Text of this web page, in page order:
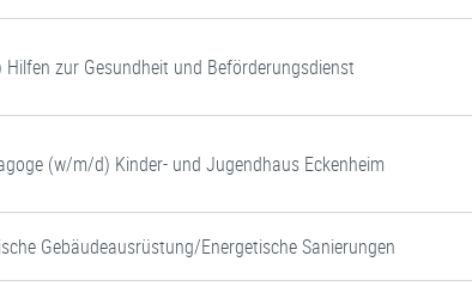
zur Gesundheit und Beförderungsdienst
(w/m/d) Kinder- und Jugendhaus Eckenheim
Gebäudeausrüstung/Energetische Sanierungen